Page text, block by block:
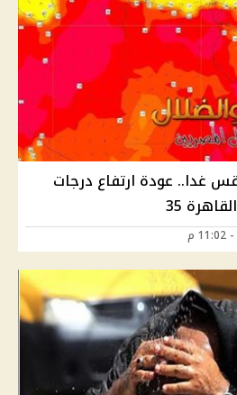
غدا.. عودة ارتفاع درجات
35